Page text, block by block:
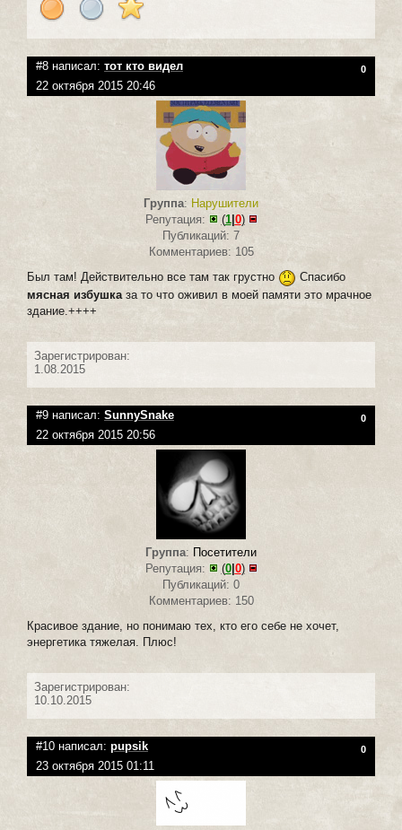
#8 написал: тот кто видел 0
22 октября 2015 20:46
Группа: Нарушители
Репутация:
(1| 0)
Публикаций: 7
Комментариев: 105
Был там! Действительно все там так грустно
Спасибо
мясная избушка за то что оживил в моей памяти это мрачное
здание.++++
Зарегистрирован:
1.08.2015
#9 написал: SunnySnake 0
22 октября 2015 20:56
Группа: Посетители
Репутация:
(0| 0)
Публикаций: 0
Комментариев: 150
Красивое здание, но понимаю тех, кто его себе не хочет,
энергетика тяжелая. Плюс!
Зарегистрирован:
10.10.2015
#10 написал: pupsik 0
23 октября 2015 01:11